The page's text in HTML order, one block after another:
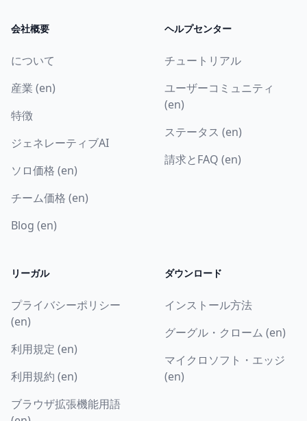
会社概要
について
産業 (en)
特徴
ジェネレーティブAI
ソロ価格 (en)
チーム価格 (en)
Blog (en)
ヘルプセンター
チュートリアル
ユーザーコミュニティ
(en)
ステータス (en)
請求とFAQ (en)
リーガル
プライバシーポリシー
(en)
利用規定 (en)
利用規約 (en)
ブラウザ拡張機能用語
ダウンロード
インストール方法
グーグル・クローム (en)
マイクロソフト・エッジ
(en)